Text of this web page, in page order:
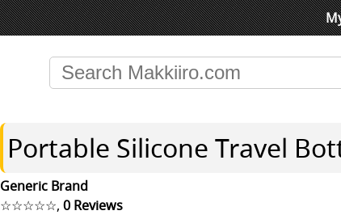
Portable Silicone Travel
Generic Brand
☆☆☆☆☆, 0 Reviews